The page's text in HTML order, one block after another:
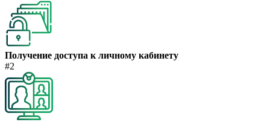
Получение доступа к личному кабинету
#2